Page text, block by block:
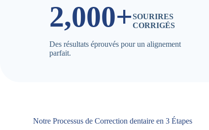
2,000+SOURIRES
CORRIGÉS
Des résultats éprouvés pour un alignement
parfait.
Notre Processus de Correction dentaire en 3 Étapes